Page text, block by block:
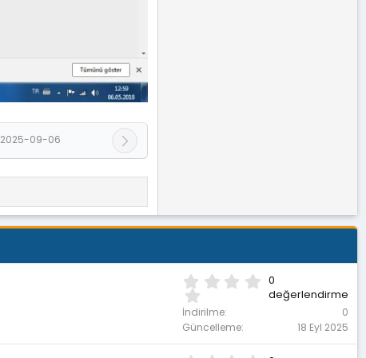
2025-09-06
00
değerlendirme
İndirilme
0
Güncelleme
18 Eyl 2025